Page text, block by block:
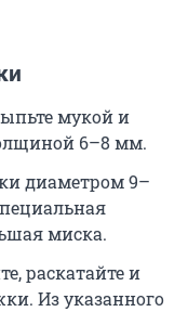
мукой и
6–8 мм.
диаметром 9–
миска.
раскатайте и
Из указанного